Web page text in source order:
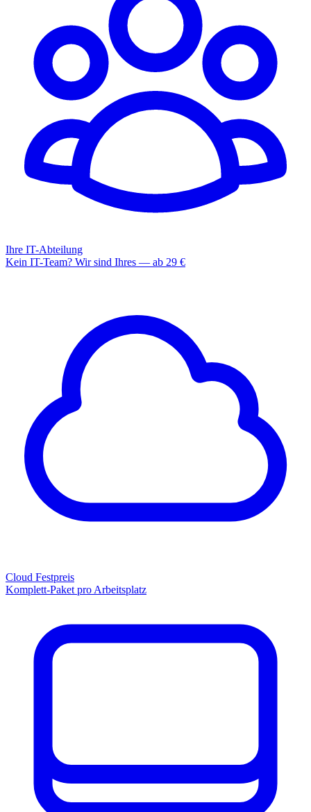
Ihre IT-Abteilung
Kein IT-Team? Wir sind Ihres — ab 29 €
Cloud Festpreis
Komplett-Paket pro Arbeitsplatz